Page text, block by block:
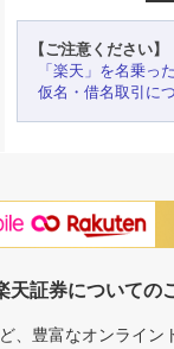
【ご注意ください】
「楽天」を名乗っ
仮名・借名取引に
天証券についての
、豊富なオンライ